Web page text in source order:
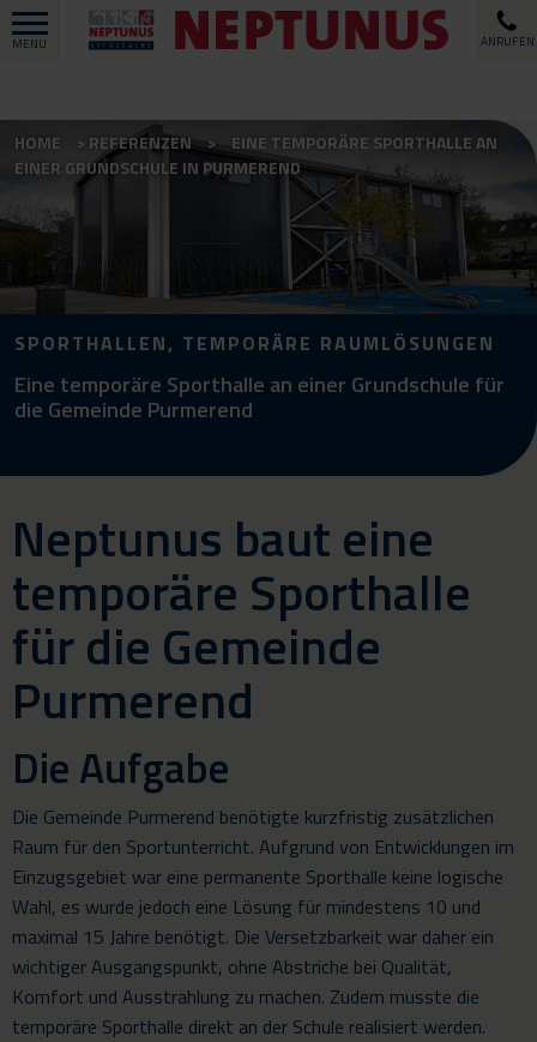
MENU ANRUFEN
HOME REFERENZEN
EINE TEMPORÄRE SPORTHALLE AN
EINER GRUNDSCHULE IN PURMEREND
SPORTHALLEN, TEMPORÄRE RAUMLÖSUNGEN
Eine temporäre Sporthalle an einer Grundschule für
die Gemeinde Purmerend
Neptunus baut eine
temporäre Sporthalle
für die Gemeinde
Purmerend
Die Aufgabe
Die Gemeinde Purmerend benötigte kurzfristig zusätzlichen
Raum für den Sportunterricht. Aufgrund von Entwicklungen im
Einzugsgebiet war eine permanente Sporthalle keine logische
Wahl, es wurde jedoch eine Lösung für mindestens 10 und
maximal 15 Jahre benötigt. Die Versetzbarkeit war daher ein
wichtiger Ausgangspunkt, ohne Abstriche bei Qualität,
Komfort und Ausstrahlung zu machen. Zudem musste die
temporäre Sporthalle direkt an der Schule realisiert werden.